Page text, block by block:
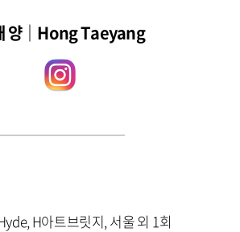
양｜Hong Taeyang
H아트브릿지, 서울 외 1회